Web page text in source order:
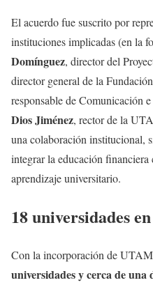
El acuerdo fue suscrito por
instituciones implicadas (en la
Domínguez, director del
director general de la
responsable de Comunicación
Dios Jiménez, rector de la
una colaboración institucional,
integrar la educación
aprendizaje universitario.
18 universidades
Con la incorporación de
universidades y cerca de una